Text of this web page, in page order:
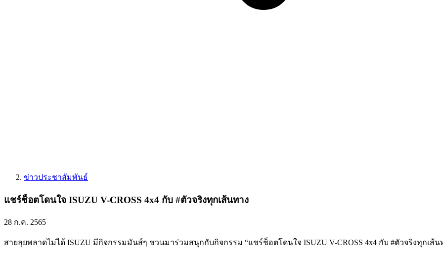
ข่าวประชาสัมพันธ์
แชร์ช็อตโดนใจ ISUZU V-CROSS 4x4 กับ #ตัวจริงทุกเส้นทาง
28 ก.ค. 2565
สายลุยพลาดไม่ได้ ISUZU มีกิจกรรมมันส์ๆ ชวนมาร่วมสนุกกับกิจกรรม “แชร์ช็อตโดนใจ ISUZU V-CROSS 4x4 กับ #ตัวจริงทุกเส้น